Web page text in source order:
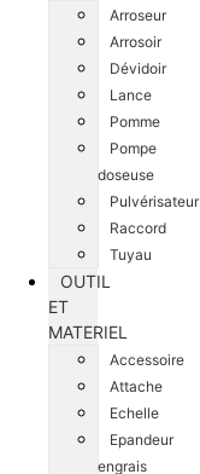
Arroseur
Arrosoir
Dévidoir
Lance
Pomme
Pompe
doseuse
Pulvérisateur
Raccord
Tuyau
OUTIL
ET
MATERIEL
Accessoire
Attache
Echelle
Epandeur
engrais